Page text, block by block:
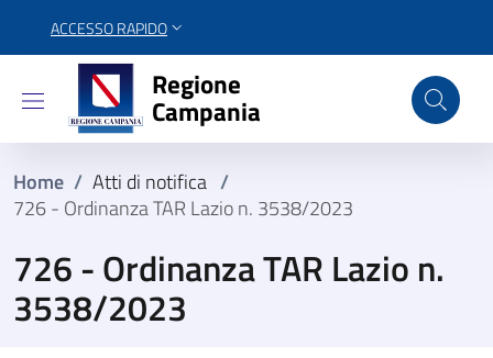
ACCESSO RAPIDO
Regione Campania
Regione
Campania
Home / Atti di notifica /
726 - Ordinanza TAR Lazio n. 3538/2023
726 - Ordinanza TAR Lazio n.
3538/2023